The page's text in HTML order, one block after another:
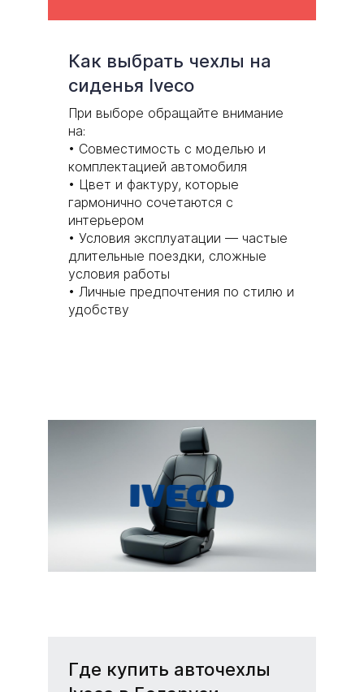
Как выбрать чехлы на
сиденья Iveco
При выборе обращайте внимание
на:
• Совместимость с моделью и
комплектацией автомобиля
• Цвет и фактуру, которые
гармонично сочетаются с
интерьером
• Условия эксплуатации — частые
длительные поездки, сложные
условия работы
• Личные предпочтения по стилю и
удобству
Чехлы на сиденья
Iveco (Ивеко)
Надежные и стильные
чехлы для вашего Iveco —
защита и комфорт салона.
Где купить авточехлы